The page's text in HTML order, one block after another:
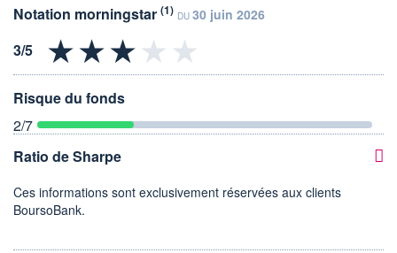
Notation morningstar (1) DU 30 juin 2026
Risque du fonds
2/7
Ratio de Sharpe
Ces informations sont exclusivement réservées aux clients
BoursoBank.